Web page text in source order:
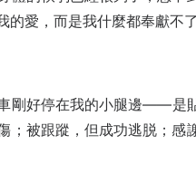
愛，而是我什麼都奉獻不
剛好停在我的小腿邊——
；被跟蹤，但成功逃脱；感